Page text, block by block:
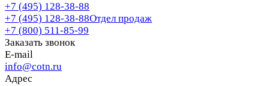
+7 (495) 128-38-88
+7 (495) 128-38-88Отдел продаж
+7 (800) 511-85-99
Заказать звонок
E-mail
info@cotn.ru
Адрес